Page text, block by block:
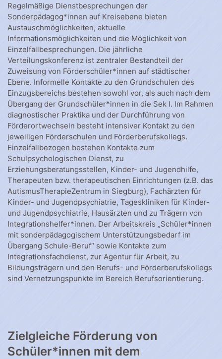
Regelmäßige Dienstbesprechungen der
Sonderpädagog*innen auf Kreisebene bieten
Austauschmöglichkeiten, aktuelle
Informationsmöglichkeiten und die Möglichkeit von
Einzelfallbesprechungen. Die jährliche
Verteilungskonferenz ist zentraler Bestandteil der
Zuweisung von Förderschüler*innen auf städtischer
Ebene. Informelle Kontakte zu den Grundschulen des
Einzugsbereichs bestehen sowohl vor, als auch nach dem
Übergang der Grundschüler*innen in die Sek I. Im Rahmen
diagnostischer Praktika und der Durchführung von
Förderortwechseln besteht intensiver Kontakt zu den
jeweiligen Förderschulen und Förderberufskollegs.
Einzelfallbezogen bestehen Kontakte zum
Schulpsychologischen Dienst, zu
Erziehungsberatungsstellen, Kinder- und Jugendhilfe,
Therapeuten bzw. therapeutischen Einrichtungen (z.B. das
AutismusTherapieZentrum in Siegburg), Fachärzten für
Kinder- und Jugendpsychiatrie, Tageskliniken für Kinder-
und Jugendpsychiatrie, Hausärzten und zu Trägern von
Integrationshelfer*innen. Der Arbeitskreis „Schüler*innen
mit sonderpädagogischem Unterstützungsbedarf im
Übergang Schule-Beruf“ sowie Kontakte zum
Integrationsfachdienst, zur Agentur für Arbeit, zu
Bildungsträgern und den Berufs- und Förderberufskollegs
sind Vernetzungspunkte im Bereich Berufsorientierung.
Zielgleiche Förderung von
Schüler*innen mit dem